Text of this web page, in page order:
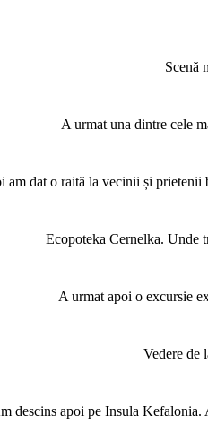
Scenă
A urmat una dintre cele
am dat o raită la vecinii și prietenii
Ecopoteka Cernelka. Unde
A urmat apoi o excursie
Vedere de
descins apoi pe Insula